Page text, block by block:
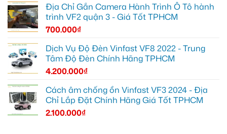
Địa Chỉ Gắn Camera Hành Trình Ô Tô hành
trình VF2 quận 3 - Giá Tốt TPHCM
700.000₫
Dịch Vụ Độ Đèn Vinfast VF8 2022 - Trung
Tâm Độ Đèn Chính Hãng TPHCM
4.200.000₫
Cách âm chống ồn Vinfast VF3 2024 - Địa
Chỉ Lắp Đặt Chính Hãng Giá Tốt TPHCM
2.100.000₫